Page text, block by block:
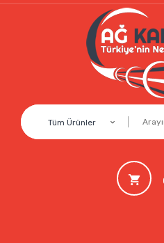
Tüm Ürünler